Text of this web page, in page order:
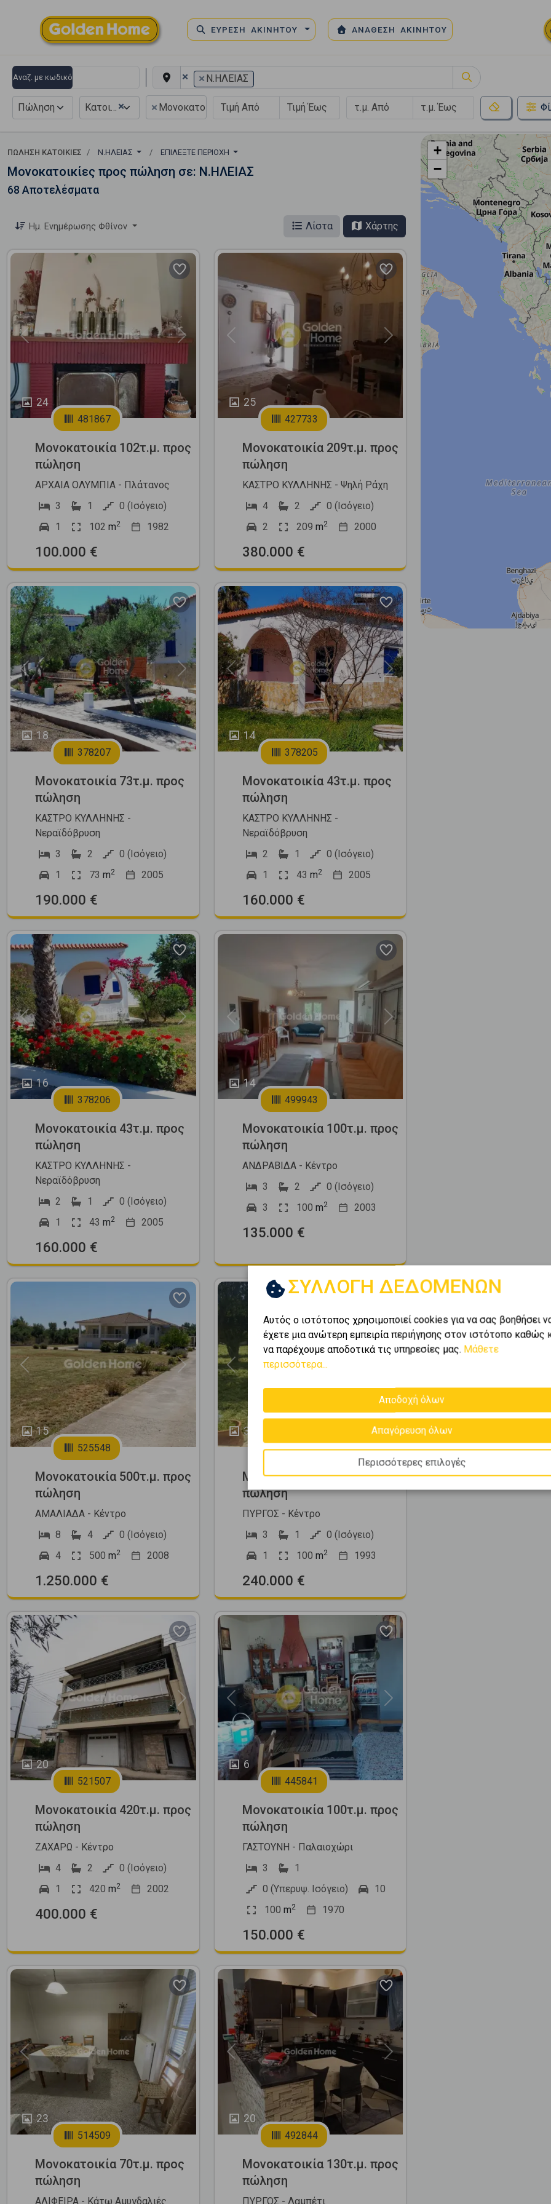
ΕΥΡΕΣΗ ΑΚΙΝΗΤΟΥ ΑΝΑΘΕΣΗ ΑΚΙΝΗΤΟΥ
Αναζ. με κωδικό × × Ν.ΗΛΕΙΑΣ
Πώληση ×
Κατοικία × Μονοκατοικία
ΠΏΛΗΣΗ ΚΑΤΟΙΚΊΕΣ Ν.ΗΛΕΙΑΣ ΕΠΙΛΈΞΤΕ ΠΕΡΙΟΧΉ
Μονοκατοικίες προς πώληση σε: Ν.ΗΛΕΙΑΣ
68 Αποτελέσματα
Ημ. Ενημέρωσης Φθίνον Λίστα Χάρτης
24
Previous Next
481867
Μονοκατοικία 102τ.μ. προς
πώληση
ΑΡΧΑΙΑ ΟΛΥΜΠΙΑ - Πλάτανος
3
1
0 (Ισόγειο)
1
102 m2 1982
100.000 €
25
Previous Next
427733
Μονοκατοικία 209τ.μ. προς
πώληση
ΚΑΣΤΡΟ ΚΥΛΛΗΝΗΣ - Ψηλή Ράχη
4
2
0 (Ισόγειο)
2
209 m2 2000
380.000 €
18
Previous Next
378207
Μονοκατοικία 73τ.μ. προς
πώληση
ΚΑΣΤΡΟ ΚΥΛΛΗΝΗΣ -
Νεραϊδόβρυση
3
2
0 (Ισόγειο)
1
73 m2 2005
190.000 €
14
Previous Next
378205
Μονοκατοικία 43τ.μ. προς
πώληση
ΚΑΣΤΡΟ ΚΥΛΛΗΝΗΣ -
Νεραϊδόβρυση
2
1
0 (Ισόγειο)
1
43 m2 2005
160.000 €
16
Previous Next
378206
Μονοκατοικία 43τ.μ. προς
πώληση
ΚΑΣΤΡΟ ΚΥΛΛΗΝΗΣ -
Νεραϊδόβρυση
2
1
0 (Ισόγειο)
1
43 m2 2005
160.000 €
14
Previous Next
499943
Μονοκατοικία 100τ.μ. προς
πώληση
ΑΝΔΡΑΒΙΔΑ - Κέντρο
3
2
0 (Ισόγειο)
3
100 m2 2003
135.000 €
15
Previous Next
525548
Μονοκατοικία 500τ.μ. προς
πώληση
ΑΜΑΛΙΑΔΑ - Κέντρο
8
4
0 (Ισόγειο)
4
500 m2 2008
1.250.000 €
35
Previous
368938
Μονοκατοικία 100τ.μ. προς
πώληση
ΠΥΡΓΟΣ - Κέντρο
3
1
0 (Ισόγειο)
1
100 m2 1993
240.000 €
20
Previous Next
521507
Μονοκατοικία 420τ.μ. προς
πώληση
ΖΑΧΑΡΩ - Κέντρο
4
2
0 (Ισόγειο)
1
420 m2 2002
400.000 €
6
Previous Next
445841
Μονοκατοικία 100τ.μ. προς
πώληση
ΓΑΣΤΟΥΝΗ - Παλαιοχώρι
3
1
0 (Υπερυψ. Ισόγειο)
10
100 m2 1970
150.000 €
23
Previous Next
514509
Μονοκατοικία 70τ.μ. προς
πώληση
ΑΛΙΦΕΙΡΑ - Κάτω Αμυγδαλιές
20
Previous Next
492844
Μονοκατοικία 130τ.μ. προς
πώληση
ΠΥΡΓΟΣ - Λαμπέτι
+
−
ΣΥΛΛΟΓΗ ΔΕΔΟΜΕΝΩΝ
Αυτός ο ιστότοπος χρησιμοποιεί cookies για να σας βοηθήσει
έχετε μια ανώτερη εμπειρία περιήγησης στον ιστότοπο καθώς
να παρέχουμε αποδοτικά τις υπηρεσίες μας. Μάθετε
περισσότερα...
Αποδοχή όλων
Απαγόρευση όλων
Περισσότερες επιλογές